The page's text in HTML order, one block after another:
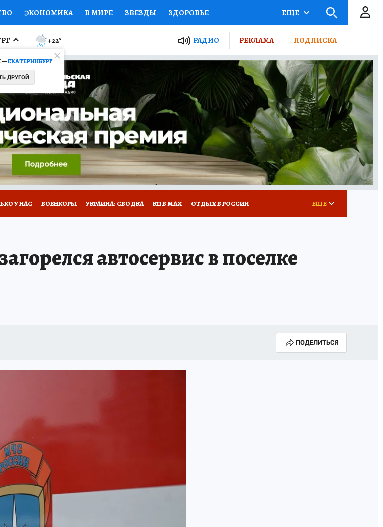
ЭКОНОМИКА В МИРЕ ЗВЕЗДЫ ЗДОРОВЬЕ
НАЦИОНАЛЬНЫЕ ПРОЕКТЫ РОССИИ
Я ЗНАЮ СЕМЬЯ ЖЕНСКИЕ СЕКРЕТЫ ПУТЕВОДИТЕЛЬ
СЕРИАЛЫ СПЕЦПРОЕКТЫ ДЕФИЦИТ ЖЕЛЕЗА ТУРИЗМ
КОНКУРСЫ РАБОТА У НАС ГИД ПОТРЕБИТЕЛЯ ВСЕ О КП
ЕЩЕ
—ЕКАТЕРИНБУРГ
ДРУГОЙ
+22° РАДИО РЕКЛАМА ПОДПИСКА
У НАС ВОЕНКОРЫ УКРАИНА: СВОДКА КП В МАХ ОТДЫХ В РОССИИ ЕЩЕ
автосервис в поселке
ПОДЕЛИТЬСЯ